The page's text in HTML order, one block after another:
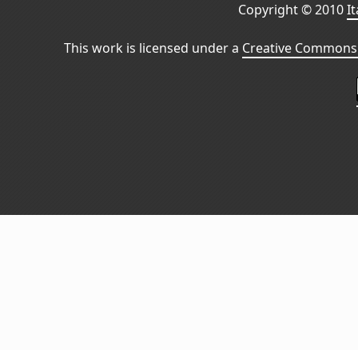
Copyright © 2010
This work is licensed under a Creative